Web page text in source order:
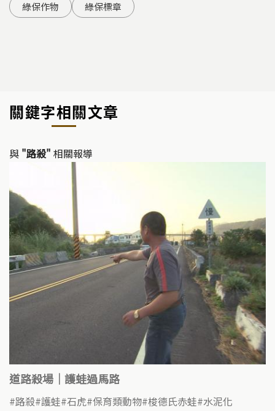
綠保作物 綠保標章
關鍵字相關文章
與 "路殺" 相關報導
道路殺場｜護蛙過馬路
路殺 護蛙 石虎 保育類動物 梭德氏赤蛙 水泥化